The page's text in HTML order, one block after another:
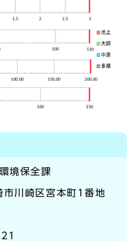
境保全課
川崎区宮本町1番地